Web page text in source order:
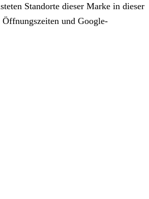
Standorte dieser Marke in dieser
und Google-